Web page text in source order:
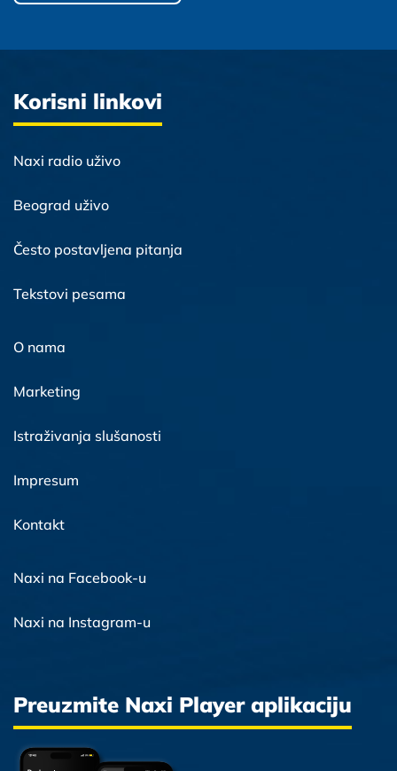
Korisni linkovi
Naxi radio uživo
Beograd uživo
Često postavljena pitanja
Tekstovi pesama
O nama
Marketing
Istraživanja slušanosti
Impresum
Kontakt
Naxi na Facebook-u
Naxi na Instagram-u
Preuzmite Naxi Player aplikaciju